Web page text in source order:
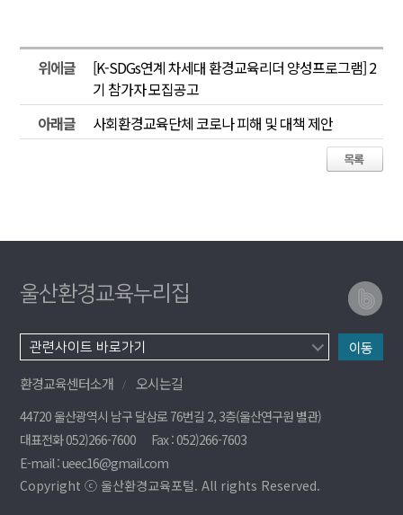
위에글
[K-SDGs연계 차세대 환경교육리더 양성프로그램] 2
기 참가자 모집공고
아래글
사회환경교육단체 코로나 피해 및 대책 제안
울산환경교육누리집
이동
환경교육센터소개
오시는길
44720 울산광역시 남구 달삼로 76번길 2, 3층(울산연구원 별관)
대표전화 052)266-7600
Fax : 052)266-7603
E-mail : ueec16@gmail.com
Copyright ⓒ 울산환경교육포털. All rights Reserved.